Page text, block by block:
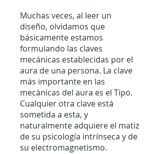
Muchas veces, al leer un
diseño, olvidamos que
básicamente estamos
formulando las claves
mecánicas establecidas por el
aura de una persona. La clave
más importante en las
mecánicas del aura es el Tipo.
Cualquier otra clave está
sometida a esta, y
naturalmente adquiere el matiz
de su psicología intrínseca y de
su electromagnetismo.